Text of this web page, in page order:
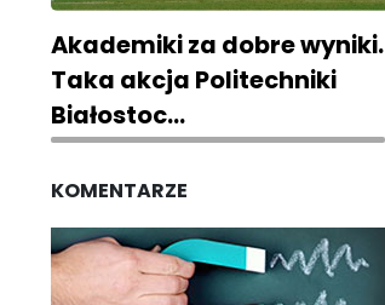
Akademiki za dobre wyniki.
Taka akcja Politechniki
Białostoc…
KOMENTARZE